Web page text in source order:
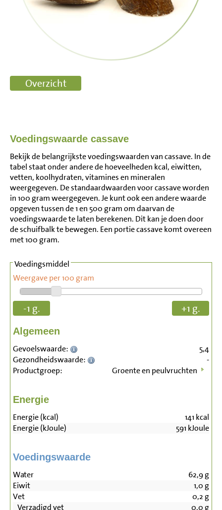
Voedingswaarde cassave
Bekijk de belangrijkste voedingswaarden van cassave. In de
tabel staat onder andere de hoeveelheden kcal, eiwitten,
vetten, koolhydraten, vitamines en mineralen
weergegeven. De standaardwaarden voor cassave worden
in 100 gram weergegeven. Je kunt ook een andere waarde
opgeven tussen de 1 en 500 gram om daarvan de
voedingswaarde te laten berekenen. Dit kan je doen door
de schuifbalk te bewegen. Een portie cassave komt overeen
met 100 gram.
Voedingsmiddel
Weergave per 100 gram
-1 g. +1 g.
Algemeen
Gevoelswaarde:
5,4
Gezondheidswaarde:
-
Productgroep:
Groente en peulvruchten
Energie
Energie (kcal) 141 kcal
Energie (kJoule)
591 kJoule
Voedingswaarde
Water 62,9g
Eiwit
1,0 g
Vet
0,2 g
Verzadigd vet
0,0 g